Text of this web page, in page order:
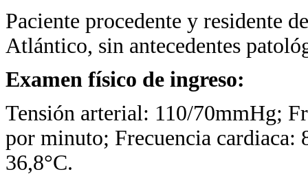
Paciente procedente y residente
Atlántico, sin antecedentes
Examen físico de ingreso:
Tensión arterial: 110/70mmHg;
por minuto; Frecuencia cardiaca:
36,8°C.